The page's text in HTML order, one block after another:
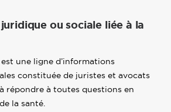
ou sociale liée à la
une ligne d’informations
constituée de juristes et avocats
répondre à toutes questions en
la santé.